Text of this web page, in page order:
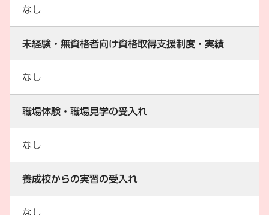
なし
未経験・無資格者向け資格取得支援制度・実績
なし
職場体験・職場見学の受入れ
なし
養成校からの実習の受入れ
なし